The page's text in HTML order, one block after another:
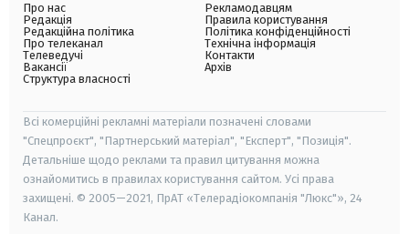
Про нас
Редакція
Редакційна політика
Про телеканал
Телеведучі
Вакансії
Структура власності
Рекламодавцям
Правила користування
Політика конфіденційності
Технічна інформація
Контакти
Архів
Всі комерційні рекламні матеріали позначені словами
"Спецпроєкт", "Партнерський матеріал", "Експерт", "Позиція".
Детальніше щодо реклами та правил цитування можна
ознайомитись в правилах користування сайтом. Усі права
захищені. © 2005—2021, ПрАТ «Телерадіокомпанія "Люкс"», 24
Канал.